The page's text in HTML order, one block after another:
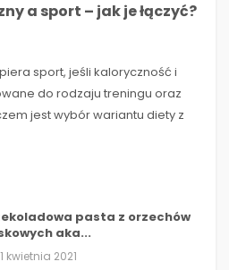
IMPREZA DLA DZIECI
a sport – jak je łączyć?
sport, jeśli kaloryczność i
do rodzaju treningu oraz
jest wybór wariantu diety z
pasta z orzechów
aka...
kwietnia 2021